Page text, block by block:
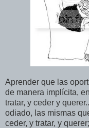
Aprender que las
de manera implícita,
tratar, y ceder y
odiado, las mismas
ceder, y tratar, y